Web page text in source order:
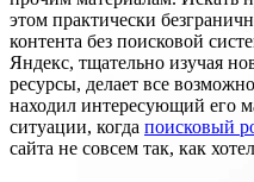
этом практически
контента без поисковой
Яндекс, тщательно изучая
ресурсы, делает все
находил интересующий его
ситуации, когда поисковый
сайта не совсем так, как